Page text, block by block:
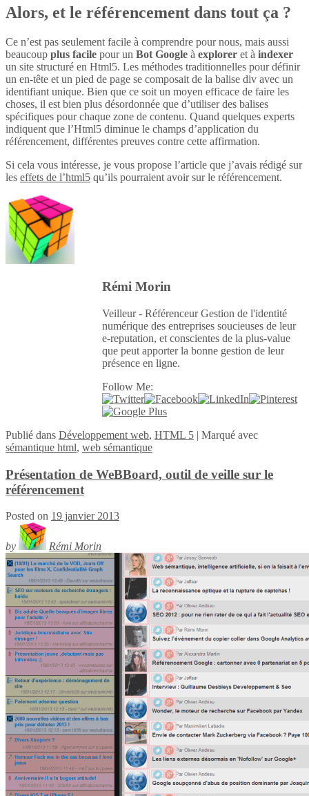
Alors, et le référencement dans tout ça ?
Ce n’est pas seulement facile à comprendre pour nous, mais aussi
beaucoup plus facile pour un Bot Google à explorer et à indexer
un site structuré en Html5. Les méthodes traditionnelles pour définir
un en-tête et un pied de page se composait de la balise div avec un
identifiant unique. Bien que ce soit un moyen efficace de faire les
choses, il est bien plus désordonnée que d’utiliser des balises
spécifiques pour chaque zone de contenu. Quand quelques experts
indiquent que l’Html5 diminue le champs d’application du
référencement, différentes preuves contre cette affirmation.
Si cela vous intéresse, je vous propose l’article que j’avais rédigé sur
les effets de l’html5 qu’ils pourraient avoir sur le référencement.
Rémi Morin
Veilleur - Référenceur Gestion de l'identité
numérique des entreprises soucieuses de leur
e-reputation, et conscientes de la plus-value
que peut apporter la bonne gestion de leur
présence en ligne.
Follow Me:
Publié dans Développement web, HTML 5 | Marqué avec
sémantique html, web sémantique
Présentation de WeBBoard, outil de veille sur le
référencement
Posted on 19 janvier 2013
by Rémi Morin